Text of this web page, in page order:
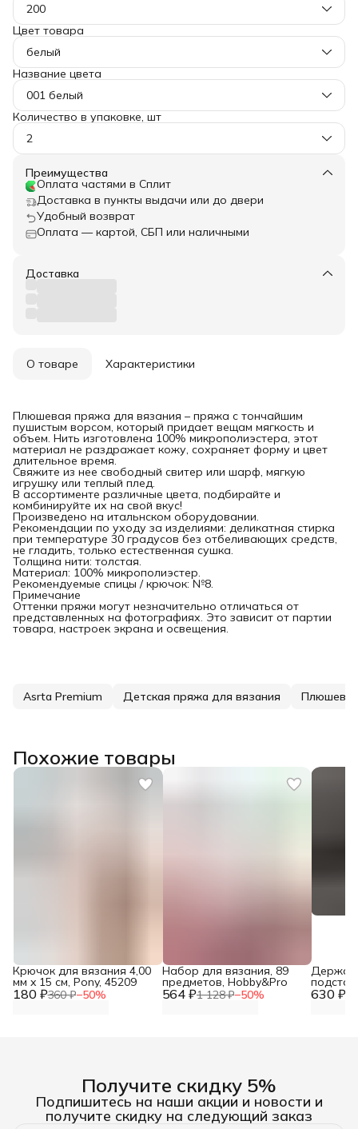
200
Цвет товара
белый
Название цвета
001 белый
Количество в упаковке, шт
2
Преимущества
Оплата частями в Сплит
Доставка в пункты выдачи или до двери
Удобный возврат
Оплата — картой, СБП или наличными
Доставка
О товаре Характеристики
Плюшевая пряжа для вязания – пряжа с тончайшим
пушистым ворсом, который придает вещам мягкость и
объем. Нить изготовлена 100% микрополиэстера, этот
материал не раздражает кожу, сохраняет форму и цвет
длительное время.
Свяжите из нее свободный свитер или шарф, мягкую
игрушку или теплый плед.
В ассортименте различные цвета, подбирайте и
комбинируйте их на свой вкус!
Произведено на итальнском оборудовании.
Рекомендации по уходу за изделиями: деликатная стирка
при температуре 30 градусов без отбеливающих средств,
не гладить, только естественная сушка.
Толщина нити: толстая.
Материал: 100% микрополиэстер.
Рекомендуемые спицы / крючок: №8.
Примечание
Оттенки пряжи могут незначительно отличаться от
представленных на фотографиях. Это зависит от партии
товара, настроек экрана и освещения.
Asrta Premium Детская пряжа для вязания
Похожие товары
180 ₽360 ₽−50%
Крючок для вязания 4,00
мм x 15 см, Pony, 45209
564 ₽1 128 ₽−50%
Набор для вязания, 89
предметов, Hobby&Pro
630 ₽
см, h
Получите скидку 5%
Подпишитесь на наши акции и новости и
получите скидку на следующий заказ